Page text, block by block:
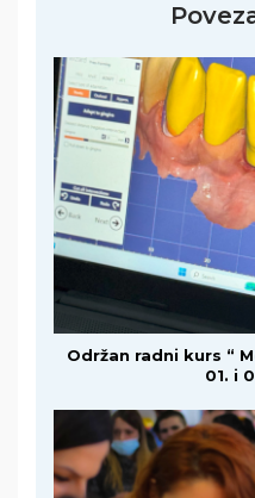
Održan radni kurs “
01. i